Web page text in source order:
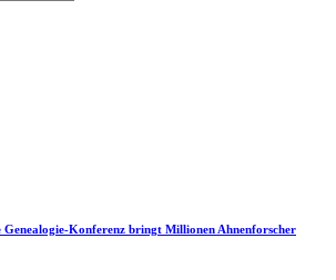
Genealogie-Konferenz bringt Millionen Ahnenforscher